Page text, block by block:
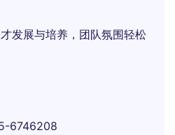
发展与培养，团队氛围轻松
6746208